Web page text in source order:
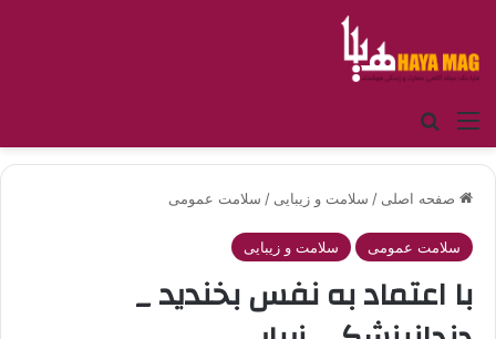
منو
صفحه اصلی / سلامت و زیبایی / سلامت عمومی
سلامت عمومی سلامت و زیبایی
با اعتماد به نفس بخندید _